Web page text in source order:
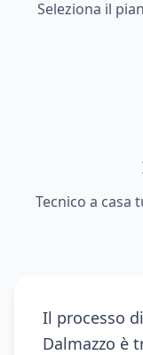
Seleziona il
Tecnico a casa
Il processo
Dalmazzo è